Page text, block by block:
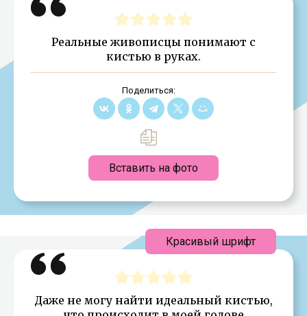
Реальные живописцы понимают с
кистью в руках.
Поделиться:
Вставить на фото
Даже не могу найти идеальный кистью,
Красивый шрифт